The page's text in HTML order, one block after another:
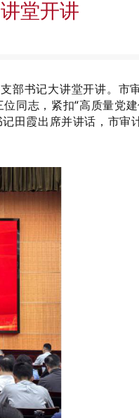
堂开讲
部书记大讲堂开讲。市
同志，紧扣“高质量党建
田霞出席并讲话，市审